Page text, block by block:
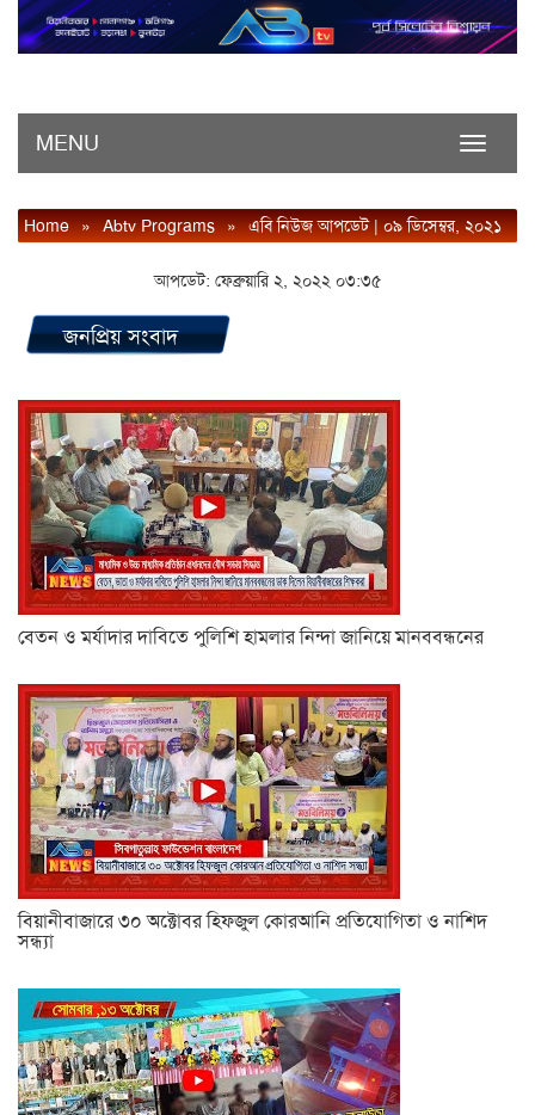
Toggle
MENU
Home » Abtv Programs » এবি নিউজ আপডেট | ০৯ ডিসেম্বর, ২০২১
আপডেট: ফেব্রুয়ারি ২, ২০২২ ০৩:৩৫
জনপ্রিয় সংবাদ
বেতন ও মর্যাদার দাবিতে পুলিশি হামলার নিন্দা জানিয়ে মানববন্ধনের
বিয়ানীবাজারে ৩০ অক্টোবর হিফজুল কোরআনি প্রতিযোগিতা ও নাশিদ
সন্ধ্যা